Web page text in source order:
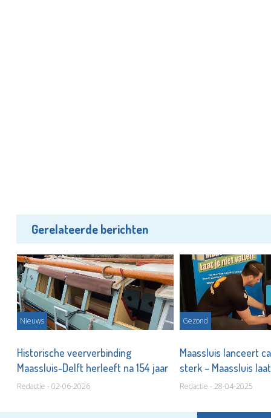
Gerelateerde berichten
Nieuws
Historische veerverbinding
Maassluis-Delft herleeft na 154 jaar
Redactie - 02-06-2026
Gezond
Maassluis lanceert
sterk – Maassluis
Redactie - 28-04-2025